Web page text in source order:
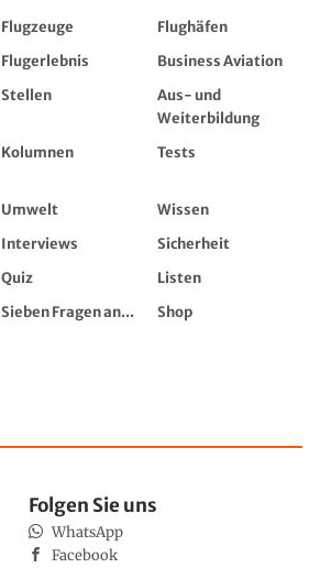
Flugzeuge
Flughäfen
Flugerlebnis
Business Aviation
Stellen
Aus- und
Weiterbildung
Kolumnen Tests
Umwelt
Wissen
Interviews
Sicherheit
Quiz
Listen
Sieben Fragen an...
Shop
Folgen Sie uns
WhatsApp
Facebook